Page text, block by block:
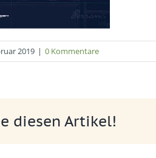
2019 | 0 Kommentare
diesen Artikel!